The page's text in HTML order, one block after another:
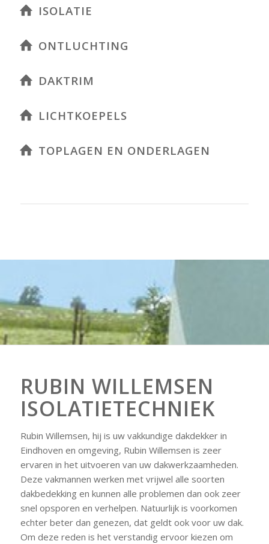
ISOLATIE
ONTLUCHTING
DAKTRIM
LICHTKOEPELS
TOPLAGEN EN ONDERLAGEN
RUBIN WILLEMSEN
ISOLATIETECHNIEK
Rubin Willemsen, hij is uw vakkundige dakdekker in
Eindhoven en omgeving, Rubin Willemsen is zeer
ervaren in het uitvoeren van uw dakwerkzaamheden.
Deze vakmannen werken met vrijwel alle soorten
dakbedekking en kunnen alle problemen dan ook zeer
snel opsporen en verhelpen. Natuurlijk is voorkomen
echter beter dan genezen, dat geldt ook voor uw dak.
Om deze reden is het verstandig ervoor kiezen om